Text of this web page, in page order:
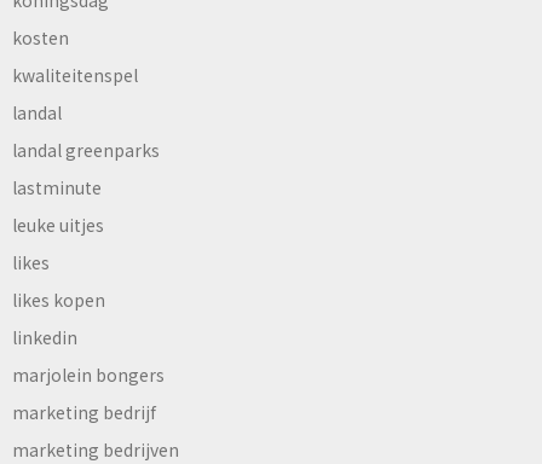
kosten
kwaliteitenspel
landal
landal greenparks
lastminute
leuke uitjes
likes
likes kopen
linkedin
marjolein bongers
marketing bedrijf
marketing bedrijven